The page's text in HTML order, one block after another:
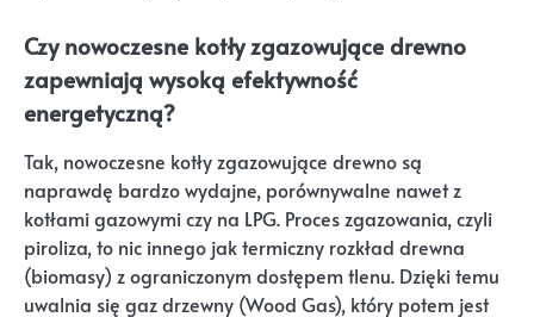
Czy nowoczesne kotły zgazowujące drewno
zapewniają wysoką efektywność
energetyczną?
Tak, nowoczesne kotły zgazowujące drewno są
naprawdę bardzo wydajne, porównywalne nawet z
kotłami gazowymi czy na LPG. Proces zgazowania, czyli
piroliza, to nic innego jak termiczny rozkład drewna
(biomasy) z ograniczonym dostępem tlenu. Dzięki temu
uwalnia się gaz drzewny (Wood Gas), który potem jest